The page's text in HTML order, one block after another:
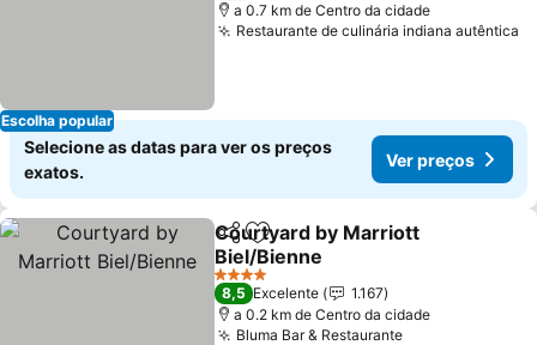
Escolha popular
a 0.7 km de Centro da cidade
Restaurante de culinária indiana autêntica
Selecione as datas para ver os preços
exatos.
Ver preços
PartilharAdicionar aos favoritos
Courtyard by Marriott
Biel/Bienne
4 Estrelas
8,5 Excelente
1.167
a 0.2 km de Centro da cidade
Bluma Bar & Restaurante